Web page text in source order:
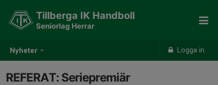
Nyheter Logga in
Tillberga IK Handboll
Seniorlag Herrar
REFERAT: Seriepremiär